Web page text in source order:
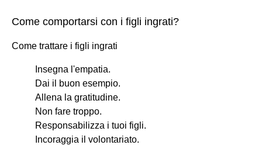
Come comportarsi con i figli ingrati?
Come trattare i figli ingrati
Insegna l'empatia.
Dai il buon esempio.
Allena la gratitudine.
Non fare troppo.
Responsabilizza i tuoi figli.
Incoraggia il volontariato.